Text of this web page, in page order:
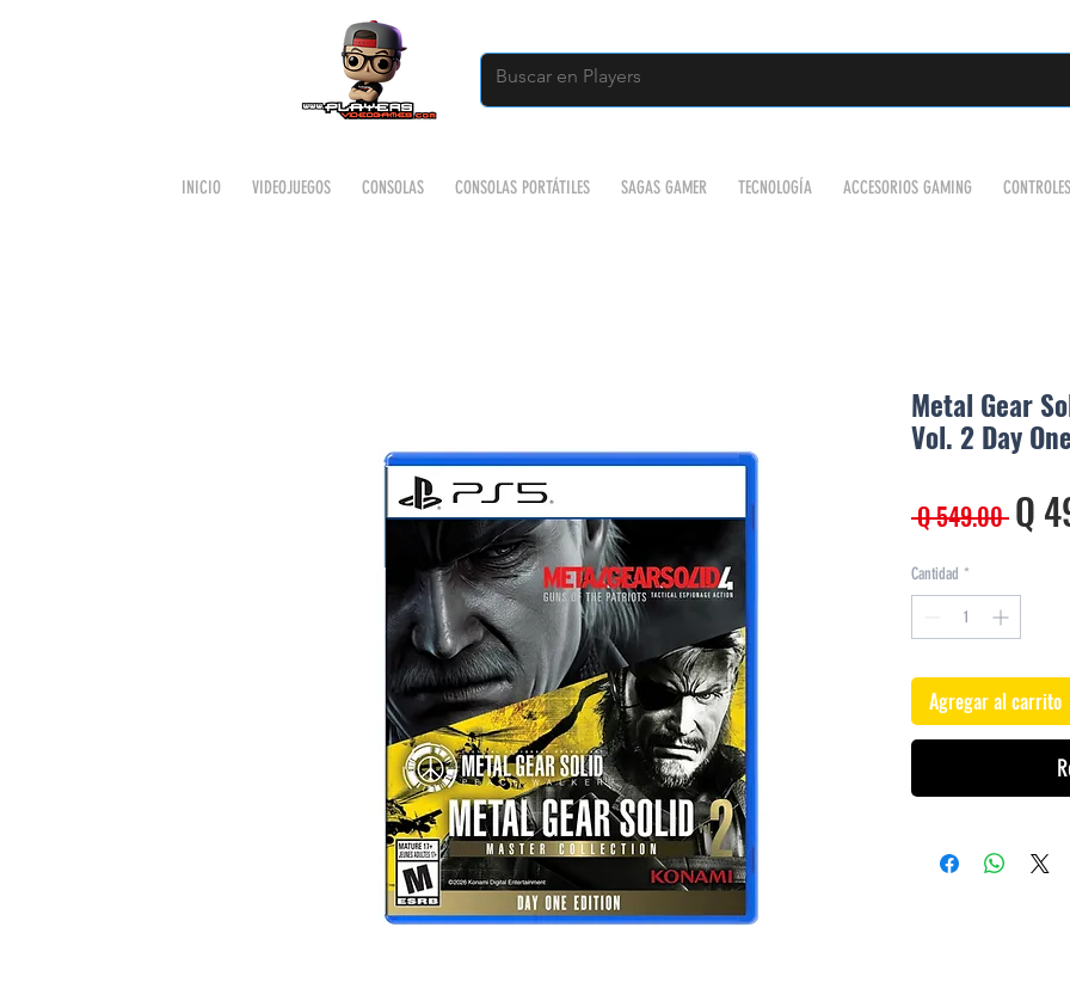
INICIO VIDEOJUEGOS CONSOLAS CONSOLAS PORTÁTILES SAGAS GAMER TECNOLOGÍA ACCESORIOS GAMING
Metal Gear
Vol. 2 Day
Q 549.00 Q
Cantidad *
Agregar al carrito